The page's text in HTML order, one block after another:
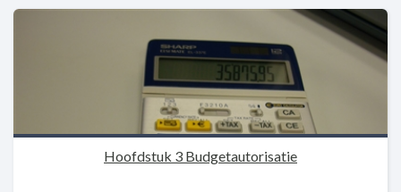
Hoofdstuk 3 Budgetautorisatie